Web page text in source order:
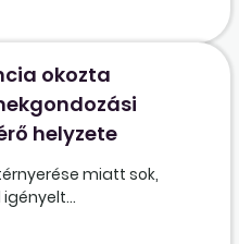
okozta
helyzete
miatt sok,